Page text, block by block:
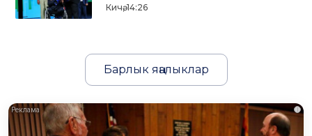
Кичә, 14:26
Барлык яңалыклар
i